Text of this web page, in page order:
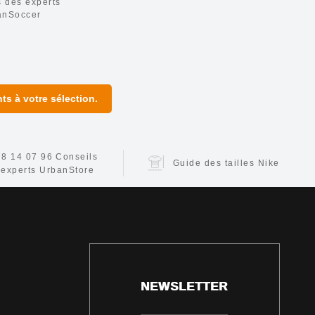
des experts
à votre sélection.
14 07 96 Conseils
UrbanStore
Guide des tailles Nike
NEWSLETTER